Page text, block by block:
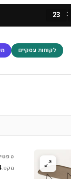
23 :
לקוחות עסקיים
מקט: